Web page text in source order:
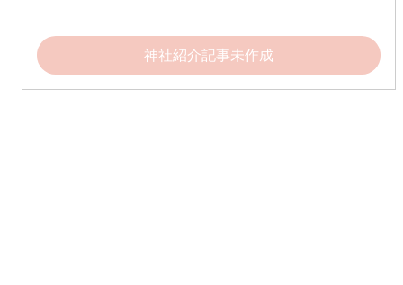
神社紹介記事未作成